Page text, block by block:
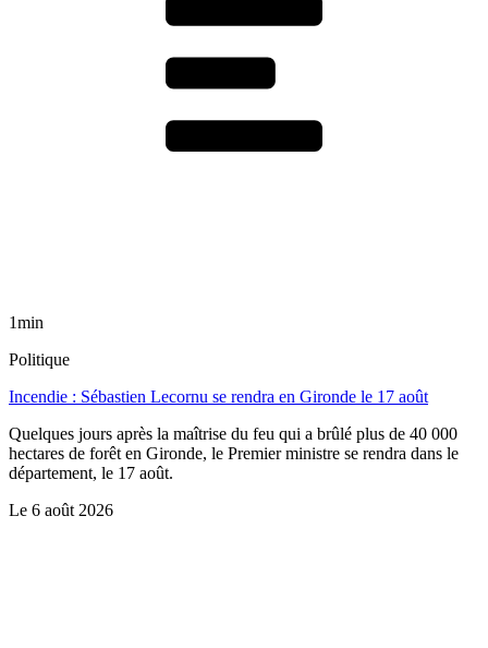
1min
Politique
Incendie : Sébastien Lecornu se rendra en Gironde le 17 août
Quelques jours après la maîtrise du feu qui a brûlé plus de 40 000
hectares de forêt en Gironde, le Premier ministre se rendra dans le
département, le 17 août.
Le 6 août 2026